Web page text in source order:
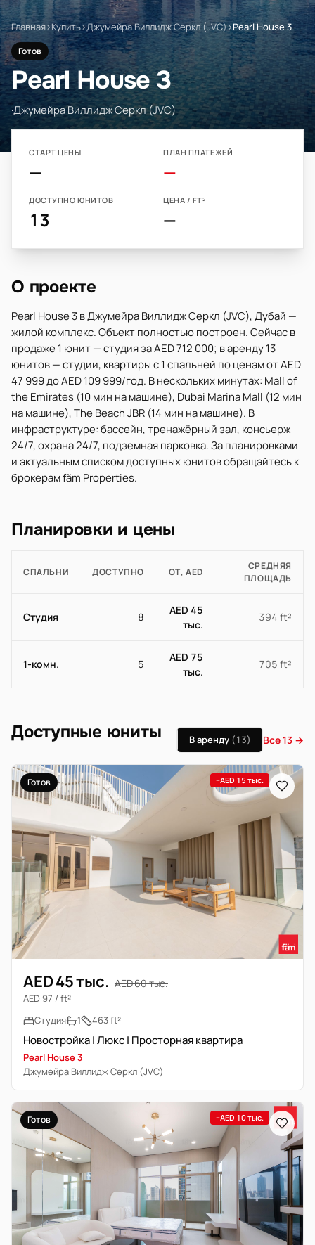
Главная›Купить›Джумейра Виллидж Серкл (JVC)›Pearl House 3
Готов
Pearl House 3
·Джумейра Виллидж Серкл (JVC)
СТАРТ ЦЕНЫ
—
ПЛАН ПЛАТЕЖЕЙ
—
ДОСТУПНО ЮНИТОВ
13
ЦЕНА / FT²
—
О проекте
Pearl House 3 в Джумейра Виллидж Серкл (JVC), Дубай —
жилой комплекс. Объект полностью построен. Сейчас в
продаже 1 юнит — студия за AED 712 000; в аренду 13
юнитов — студии, квартиры с 1 спальней по ценам от AED
47 999 до AED 109 999/год. В нескольких минутах: Mall of
the Emirates (10 мин на машине), Dubai Marina Mall (12 мин
на машине), The Beach JBR (14 мин на машине). В
инфраструктуре: бассейн, тренажёрный зал, консьерж
24/7, охрана 24/7, подземная парковка. За планировками
и актуальным списком доступных юнитов обращайтесь к
брокерам fäm Properties.
Планировки и цены
СПАЛЬНИ ДОСТУПНО ОТ, AED
СРЕДНЯЯ
ПЛОЩАДЬ
Студия 8
AED 45
тыс.
394 ft²
1-комн. 5
AED 75
тыс.
705 ft²
Доступные юниты В аренду (13) Все 13 →
Готов −AED 15 тыс.
AED 45 тыс. AED 60 тыс.
AED 97 / ft²
Студия
1 463 ft²
Новостройка | Люкс | Просторная квартира
Pearl House 3
Джумейра Виллидж Серкл (JVC)
Готов −AED 10 тыс.